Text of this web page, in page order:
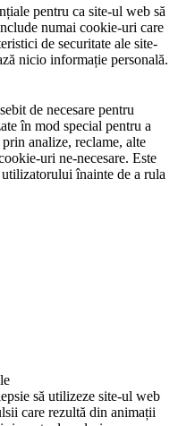
pentru ca site-ul web să
numai cookie-uri care
de securitate ale site-
nicio informație personală.
de necesare pentru
în mod special pentru a
analize, reclame, alte
uri ne-necesare. Este
înainte de a rula
să utilizeze site-ul web
care rezultă din animații